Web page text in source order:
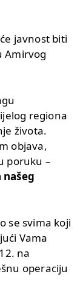
javnost biti
Amirvog
regiona
života.
objava,
poruku –
se svima koji
Vama
na
operaciju